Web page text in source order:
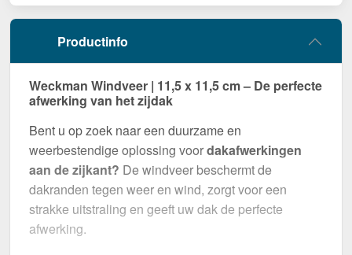
Productinfo
Weckman Windveer | 11,5 x 11,5 cm – De perfecte
afwerking van het zijdak
Bent u op zoek naar een duurzame en
weerbestendige oplossing voordakafwerkingen
aan de zijkant? De windveer beschermt de
dakranden tegen weer en wind, zorgt voor een
strakke uitstraling en geeft uw dak de perfecte
afwerking.